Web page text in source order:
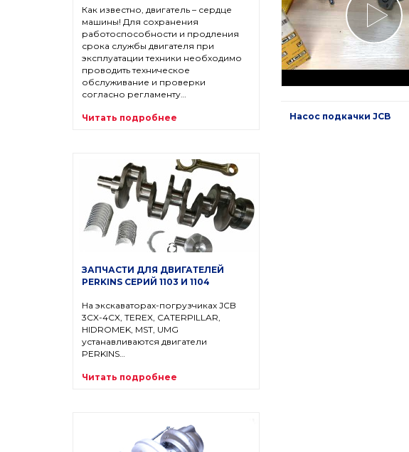
Как известно, двигатель – сердце
машины! Для сохранения
работоспособности и продления
срока службы двигателя при
эксплуатации техники необходимо
проводить техническое
обслуживание и проверки
согласно регламенту…
Читать подробнее
ЗАПЧАСТИ ДЛЯ ДВИГАТЕЛЕЙ
PERKINS СЕРИЙ 1103 И 1104
На экскаваторах-погрузчиках JCB
3CX-4CX, TEREX, CATERPILLAR,
HIDROMEK, MST, UMG
устанавливаются двигатели
PERKINS…
Читать подробнее
Насос подкачки JCB